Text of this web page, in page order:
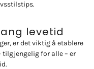
levetid
er det viktig å etablere
tilgjengelig for alle – er